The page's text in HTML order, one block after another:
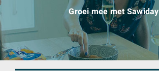
Groei mee met Sawiday